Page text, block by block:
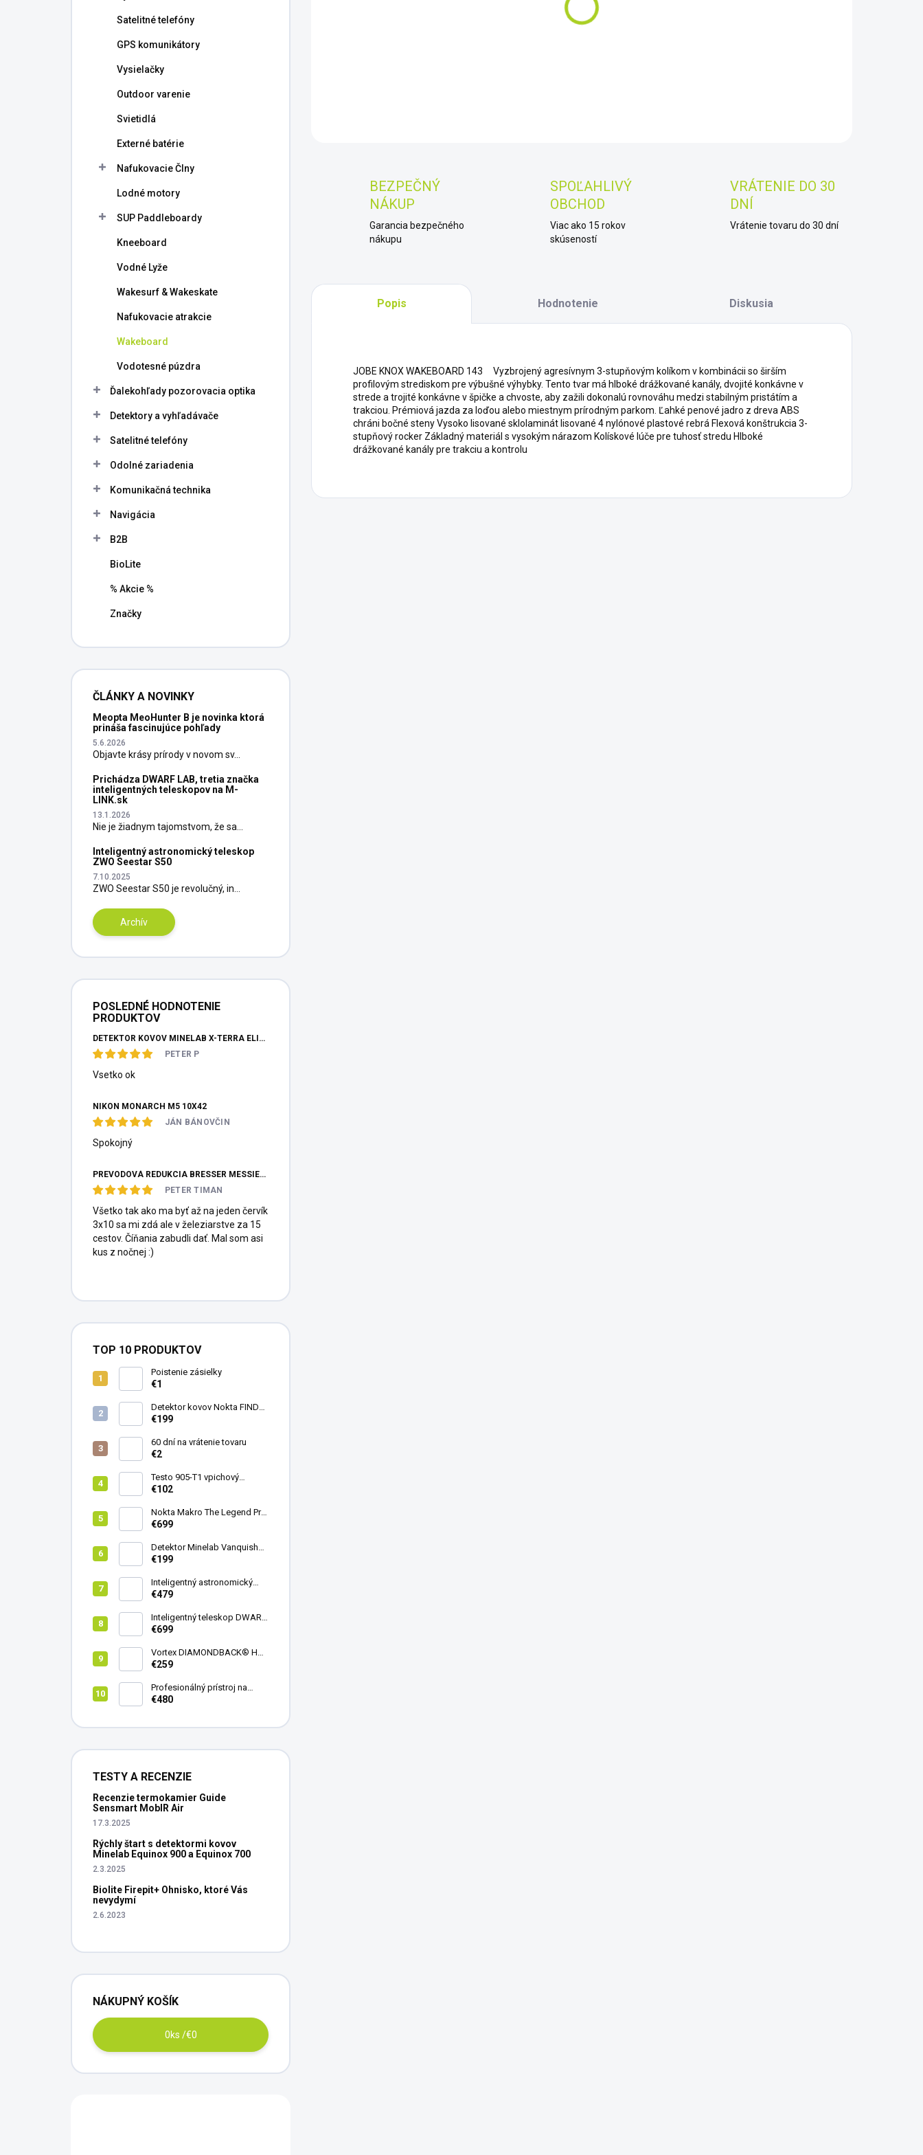
Satelitné telefóny
GPS komunikátory
Vysielačky
Outdoor varenie
Svietidlá
Externé batérie
Nafukovacie Člny
Lodné motory
SUP Paddleboardy
Kneeboard
Vodné Lyže
Wakesurf & Wakeskate
Nafukovacie atrakcie
Wakeboard
Vodotesné púzdra
Ďalekohľady pozorovacia optika
Detektory a vyhľadávače
Satelitné telefóny
Odolné zariadenia
Komunikačná technika
Navigácia
B2B
BioLite
% Akcie %
Značky
ČLÁNKY A NOVINKY
Meopta MeoHunter B je novinka ktorá
prináša fascinujúce pohľady
5.6.2026
Objavte krásy prírody v novom sv...
Prichádza DWARF LAB, tretia značka
inteligentných teleskopov na M-
LINK.sk
13.1.2026
Nie je žiadnym tajomstvom, že sa...
Inteligentný astronomický teleskop
ZWO Seestar S50
7.10.2025
ZWO Seestar S50 je revolučný, in...
Archív
POSLEDNÉ HODNOTENIE
PRODUKTOV
DETEKTOR KOVOV MINELAB X-TERRA ELITE PINPOITER SET
PETER P
Vsetko ok
NIKON MONARCH M5 10X42
JÁN BÁNOVČIN
Spokojný
PREVODOVÁ REDUKCIA BRESSER MESSIER HEXAFOC 1:10
PETER TIMAN
Všetko tak ako ma byť až na jeden červík
3x10 sa mi zdá ale v železiarstve za 15
cestov. Číňania zabudli dať. Mal som asi
kus z nočnej :)
TOP 10 PRODUKTOV
Poistenie zásielky
€1
Detektor kovov Nokta FINDX
Pro
€199
60 dní na vrátenie tovaru
€2
Testo 905-T1 vpichový
teplomer
€102
Nokta Makro The Legend Pro
Pack - model 2024
€699
Detektor Minelab Vanquish
340
€199
Inteligentný astronomický
teleskop DwarfLab Dwarf
€479
Inteligentný teleskop DWARF
III + originálny statív DWARF 3
€699
Vortex DIAMONDBACK® HD
8X42
€259
Profesionálný prístroj na
vedenie vŕtania Laserliner
€480
TESTY A RECENZIE
Recenzie termokamier Guide
Sensmart MobIR Air
17.3.2025
Rýchly štart s detektormi kovov
Minelab Equinox 900 a Equinox 700
2.3.2025
Biolite Firepit+ Ohnisko, ktoré Vás
nevydymí
2.6.2023
NÁKUPNÝ KOŠÍK
0ks /€0
11.8.2026
BEZPEČNÝ
NÁKUP
Garancia bezpečného
nákupu
SPOĽAHLIVÝ
OBCHOD
Viac ako 15 rokov
skúseností
VRÁTENIE DO 30
DNÍ
Vrátenie tovaru do 30 dní
Popis Hodnotenie Diskusia
JOBE KNOX WAKEBOARD 143 Vyzbrojený agresívnym 3-stupňovým kolíkom v kombinácii so širším
profilovým strediskom pre výbušné výhybky. Tento tvar má hlboké drážkované kanály, dvojité konkávne v
strede a trojité konkávne v špičke a chvoste, aby zažili dokonalú rovnováhu medzi stabilným pristátím a
trakciou. Prémiová jazda za loďou alebo miestnym prírodným parkom. Ľahké penové jadro z dreva ABS
chráni bočné steny Vysoko lisované sklolaminát lisované 4 nylónové plastové rebrá Flexová konštrukcia 3-
stupňový rocker Základný materiál s vysokým nárazom Kolískové lúče pre tuhosť stredu Hlboké
drážkované kanály pre trakciu a kontrolu